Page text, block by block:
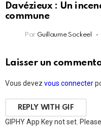
Davézieux : Un
commune
Par Guillaume Sockeel
Laisser un
Vous devez vous connecter
REPLY WITH GIF
GIPHY App Key not set.